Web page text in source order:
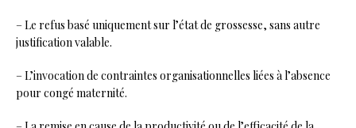
– Le refus basé uniquement sur l’état de grossesse, sans autre
justification valable.
– L’invocation de contraintes organisationnelles liées à l’absence
pour congé maternité.